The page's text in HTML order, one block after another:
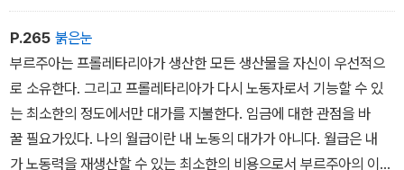
고등학교 2학년이 끝나가던 겨울방학, 《죄와 벌》의 마지막 장을 덮었
을 때다.
나의 첫 번째 계단은 문학이었다.”
“불편함은 설렌다. 어떤 책 속에서 불편함이 느껴진다면 그것은 당신
이 방금 새로운 대륙에 도착했다는 존재론적 신호다. 이제 기존의 세
계는 해체될 것이고, 새로운 세계와 만나 더 높은 단계에서 나의 세계
P.265 붉은눈
부르주아는 프롤레타리아가 생산한 모든 생산물을 자신이 우선적으
로 소유한다. 그리고 프롤레타리아가 다시 노동자로서 기능할 수 있
는 최소한의 정도에서만 대가를 지불한다. 임금에 대한 관점을 바
꿀 필요가있다. 나의 월급이란 내 노동의 대가가 아니다. 월급은 내
가 노동력을 재생산할 수 있는 최소한의 비용으로서 부르주아의 이익